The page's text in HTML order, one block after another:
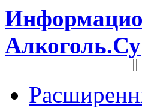
Алкоголь.Су